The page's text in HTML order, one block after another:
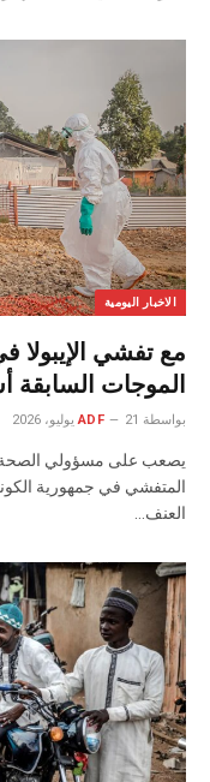
الاخبار اليومية
مع تفشي الإيبولا
الموجات السابقة
بواسطة ADF 21 يوليو، 2026
يصعب على مسؤولي الصحة
المتفشي في جمهورية
العنف…